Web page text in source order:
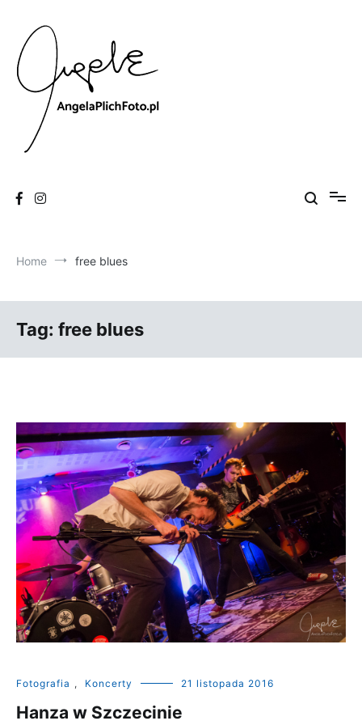
content
Home free blues
Tag: free blues
Fotografia , Koncerty 21 listopada 2016
Hanza w Szczecinie